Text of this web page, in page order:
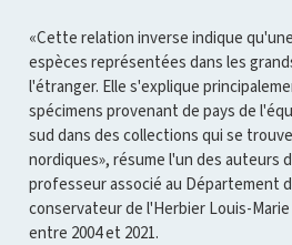
«Cette relation inverse indique
espèces représentées dans les
l'étranger. Elle s'explique
spécimens provenant de pays de
sud dans des collections qui se
nordiques», résume l'un des auteurs
professeur associé au Département
conservateur de l'Herbier Louis-
entre 2004 et 2021.